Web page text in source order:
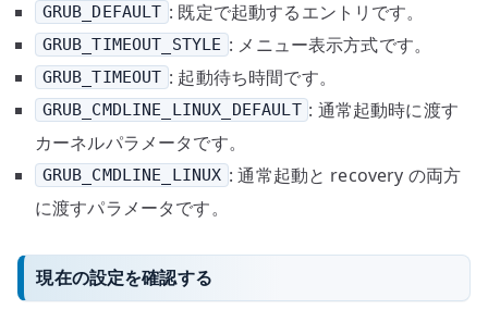
GRUB_DEFAULT : 既定で起動するエントリです。
GRUB_TIMEOUT_STYLE : メニュー表示方式です。
GRUB_TIMEOUT : 起動待ち時間です。
GRUB_CMDLINE_LINUX_DEFAULT : 通常起動時に渡す
カーネルパラメータです。
GRUB_CMDLINE_LINUX : 通常起動と recovery の両方
に渡すパラメータです。
現在の設定を確認する